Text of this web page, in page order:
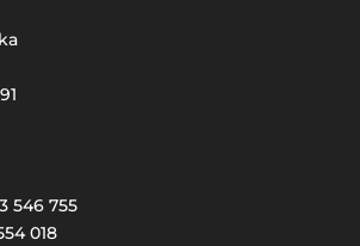
546 755
018